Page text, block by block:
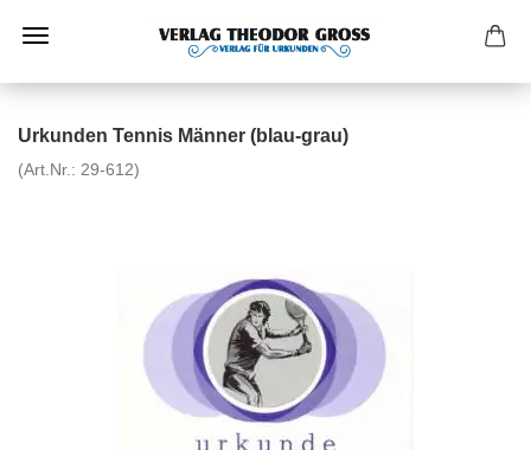
Urkunden Tennis Männer (blau-grau)
(Art.Nr.: 29-612)